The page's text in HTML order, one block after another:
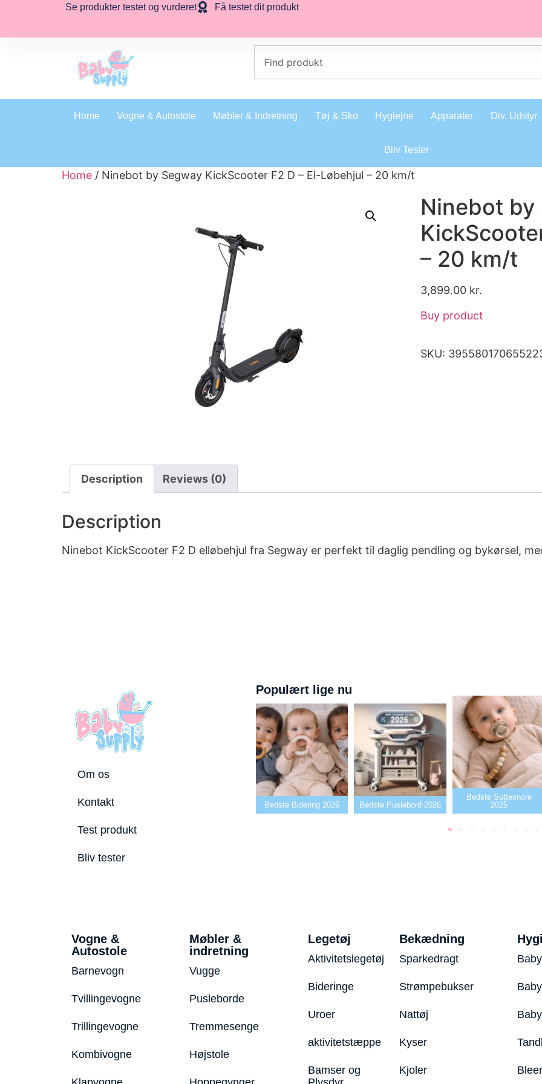
Se produkter testet og vurderet Få testet dit produkt
Home Vogne & Autostole Møbler & Indretning Tøj & Sko Hygiejne Apparater Div. Udstyr
Bliv Tester
Home / Ninebot by Segway KickScooter F2 D – El-Løbehjul – 20 km/t
Ninebot by
– 20 km/t
3,899.00 kr.
Buy product
SKU:
Description Reviews (0)
Description
Ninebot KickScooter F2 D elløbehjul fra Segway er perfekt til daglig pendling og bykørsel,
Om os
Kontakt
Test produkt
Bliv tester
Populært lige nu
Bedste tremmeseng
2026
Bedste Bidering 2026 Bedste Puslebord 2026
Bedste Suttesnore
2025
Vogne &
Autostole
Barnevogn
Tvillingevogne
Trillingevogne
Kombivogne
Møbler &
indretning
Vugge
Pusleborde
Tremmesenge
Højstole
Legetøj
Aktivitetslegetøj
Bideringe
Uroer
aktivitetstæppe
Bamser og
Bekædning
Sparkedragt
Strømpebukser
Nattøj
Kyser
Kjoler